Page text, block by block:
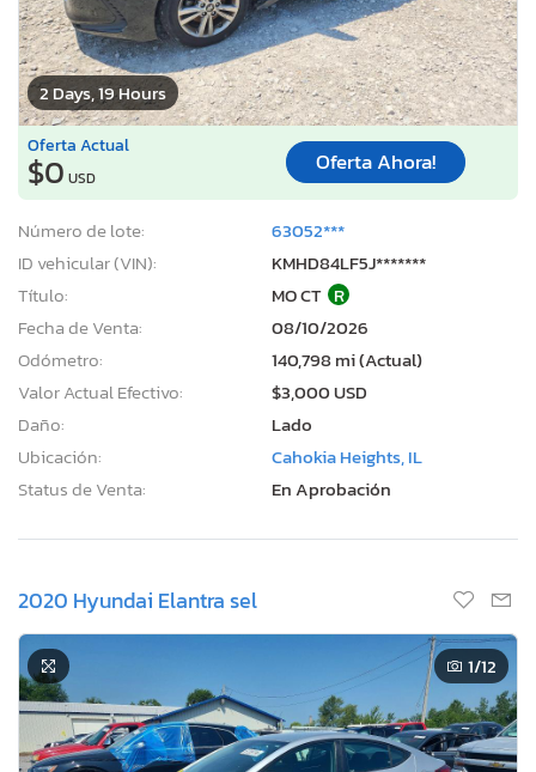
2 Days, 19 Hours
Oferta Actual
$0 USD
Oferta Ahora!
Número de lote:
63052***
ID vehicular (VIN):
KMHD84LF5J*******
Título:
MO CT R
Fecha de Venta:
08/10/2026
Odómetro:
140,798 mi (Actual)
Valor Actual Efectivo:
$3,000 USD
Daño:
Lado
Ubicación:
Cahokia Heights, IL
Status de Venta:
En Aprobación
2020 Hyundai Elantra sel
1/12